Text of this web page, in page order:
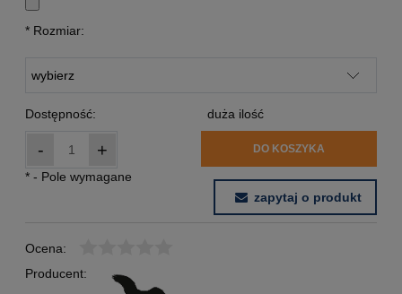
* Rozmiar:
Dostępność: duża ilość
- + DO KOSZYKA
* - Pole wymagane
zapytaj o produkt
Ocena:
Producent: